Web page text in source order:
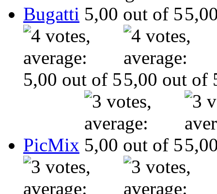
Bugatti
PicMix